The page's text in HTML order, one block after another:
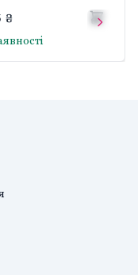
рожевий PO-071-
₴